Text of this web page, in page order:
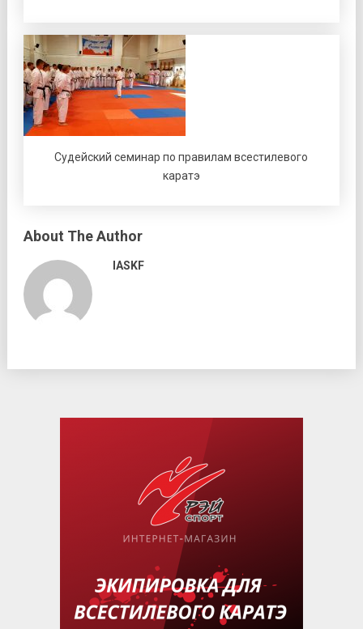
Судейский семинар по правилам всестилевого
каратэ
About The Author
IASKF